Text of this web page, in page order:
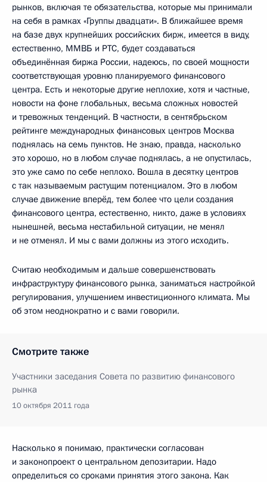
рынков, включая те обязательства, которые мы принимали
на себя в рамках «Группы двадцати». В ближайшее время
на базе двух крупнейших российских бирж, имеется в виду,
естественно, ММВБ и РТС, будет создаваться
объединённая биржа России, надеюсь, по своей мощности
соответствующая уровню планируемого финансового
центра. Есть и некоторые другие неплохие, хотя и частные,
новости на фоне глобальных, весьма сложных новостей
и тревожных тенденций. В частности, в сентябрьском
рейтинге международных финансовых центров Москва
поднялась на семь пунктов. Не знаю, правда, насколько
это хорошо, но в любом случае поднялась, а не опустилась,
это уже само по себе неплохо. Вошла в десятку центров
с так называемым растущим потенциалом. Это в любом
случае движение вперёд, тем более что цели создания
финансового центра, естественно, никто, даже в условиях
нынешней, весьма нестабильной ситуации, не менял
и не отменял. И мы с вами должны из этого исходить.
Считаю необходимым и дальше совершенствовать
инфраструктуру финансового рынка, заниматься настройкой
регулирования, улучшением инвестиционного климата. Мы
об этом неоднократно и с вами говорили.
Смотрите также
Участники заседания Совета по развитию финансового
рынка
10 октября 2011 года
Насколько я понимаю, практически согласован
и законопроект о центральном депозитарии. Надо
определиться со сроками принятия этого закона. Как